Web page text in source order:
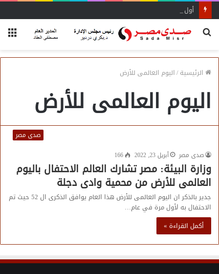
أول منصة للسياحة الصحية في مصر والشرق الأوسط وأفريقيا..
بحث
الرئيسية/اليوم العالمى للأرض
اليوم العالمى للأرض
صدى مصر
صدى مصر
أبريل 23, 2022 166
وزارة البيئة: مصر تشارك العالم الاحتفال باليوم
العالمى للأرض من محمية وادى دجلة
جدير بالذكر ان اليوم العالمى للأرض هذا العام يوافق الذكرى ال 52 حيث تم
الاحتفال به لأول مرة في عام…
أكمل القراءة »